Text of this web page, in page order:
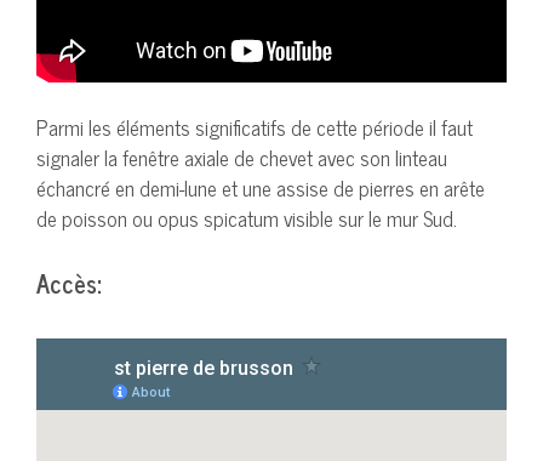
Parmi les éléments significatifs de cette période il faut
signaler la fenêtre axiale de chevet avec son linteau
échancré en demi-lune et une assise de pierres en arête
de poisson ou opus spicatum visible sur le mur Sud.
Accès: